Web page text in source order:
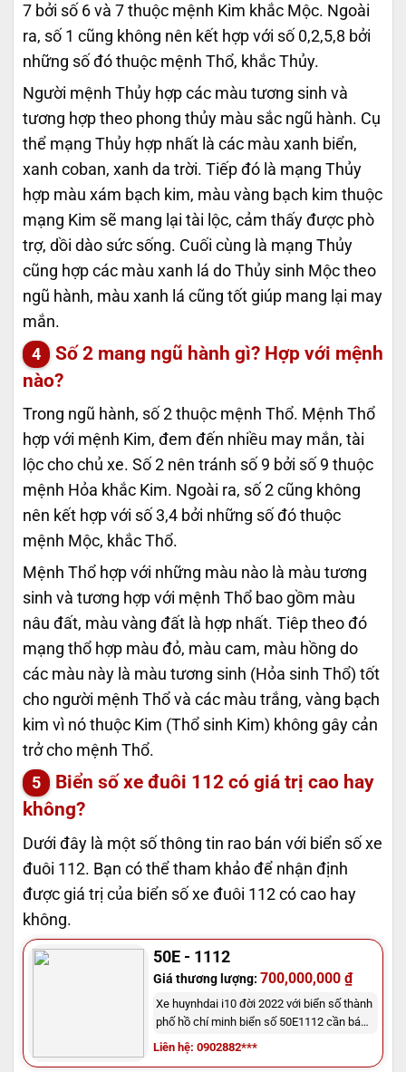
7 bởi số 6 và 7 thuộc mệnh Kim khắc Mộc. Ngoài
ra, số 1 cũng không nên kết hợp với số 0,2,5,8 bởi
những số đó thuộc mệnh Thổ, khắc Thủy.
Người mệnh Thủy hợp các màu tương sinh và
tương hợp theo phong thủy màu sắc ngũ hành. Cụ
thể mạng Thủy hợp nhất là các màu xanh biển,
xanh coban, xanh da trời. Tiếp đó là mạng Thủy
hợp màu xám bạch kim, màu vàng bạch kim thuộc
mạng Kim sẽ mang lại tài lộc, cảm thấy được phò
trợ, dồi dào sức sống. Cuối cùng là mạng Thủy
cũng hợp các màu xanh lá do Thủy sinh Mộc theo
ngũ hành, màu xanh lá cũng tốt giúp mang lại may
mắn.
Số 2 mang ngũ hành gì? Hợp với mệnh
nào?
Trong ngũ hành, số 2 thuộc mệnh Thổ. Mệnh Thổ
hợp với mệnh Kim, đem đến nhiều may mắn, tài
lộc cho chủ xe. Số 2 nên tránh số 9 bởi số 9 thuộc
mệnh Hỏa khắc Kim. Ngoài ra, số 2 cũng không
nên kết hợp với số 3,4 bởi những số đó thuộc
mệnh Mộc, khắc Thổ.
Mệnh Thổ hợp với những màu nào là màu tương
sinh và tương hợp với mệnh Thổ bao gồm màu
nâu đất, màu vàng đất là hợp nhất. Tiêp theo đó
mạng thổ hợp màu đỏ, màu cam, màu hồng do
các màu này là màu tương sinh (Hỏa sinh Thổ) tốt
cho người mệnh Thổ và các màu trắng, vàng bạch
kim vì nó thuộc Kim (Thổ sinh Kim) không gây cản
trở cho mệnh Thổ.
Biển số xe đuôi 112 có giá trị cao hay
không?
Dưới đây là một số thông tin rao bán với biển số xe
đuôi 112. Bạn có thể tham khảo để nhận định
được giá trị của biển số xe đuôi 112 có cao hay
không.
50E - 1112
Giá thương lượng:700,000,000 ₫
Xe huynhdai i10 đời 2022 với biển số thành
phố hồ chí minh biển số 50E1112 cần bán
nhanh . Xe còn mới ít sử dụng biển số
chưa định danh giá mong muốn 700 triệu
Liên hệ: 0902882***